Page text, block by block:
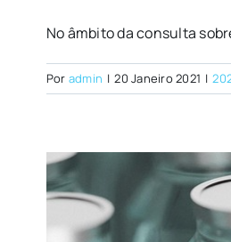
No âmbito da consulta
Por admin | 20 Janeiro 2021 |